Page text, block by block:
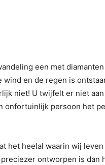
een met
en de regen is
niet! U twijfelt er niet
onfortuinlijk persoon het
het heelal waarin wij
ontworpen is dan